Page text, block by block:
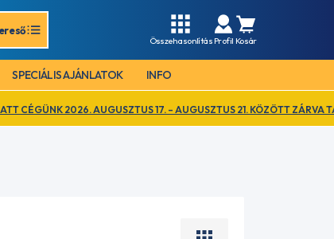
Összehasonlítás Profil Kosár
SPECIÁLIS AJÁNLATOK INFO
AUGUSZTUS 17. – AUGUSZTUS 21. KÖZÖTT ZÁRVA TART. EZ IDŐ